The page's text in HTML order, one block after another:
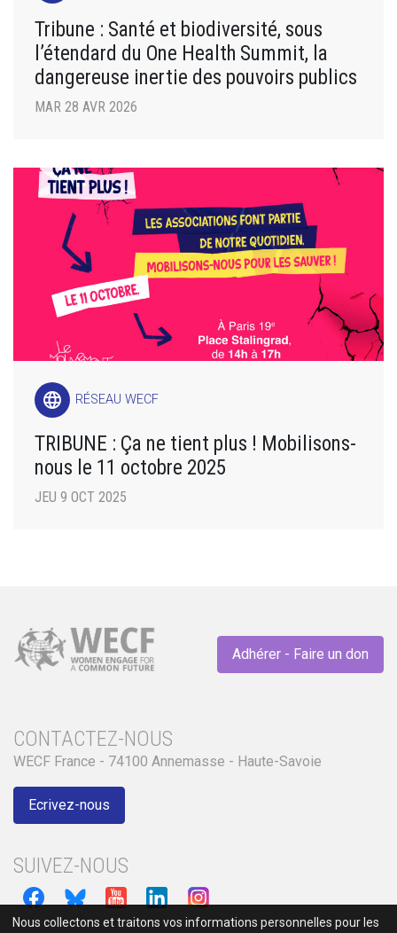
Tribune : Santé et biodiversité, sous
l’étendard du One Health Summit, la
dangereuse inertie des pouvoirs publics
MAR 28 AVR 2026
language RÉSEAU WECF
TRIBUNE : Ça ne tient plus ! Mobilisons-
nous le 11 octobre 2025
JEU 9 OCT 2025
Adhérer - Faire un don
CONTACTEZ-NOUS
WECF France - 74100 Annemasse - Haute-Savoie
Ecrivez-nous
SUIVEZ-NOUS
Nous collectons et traitons vos informations personnelles pour les